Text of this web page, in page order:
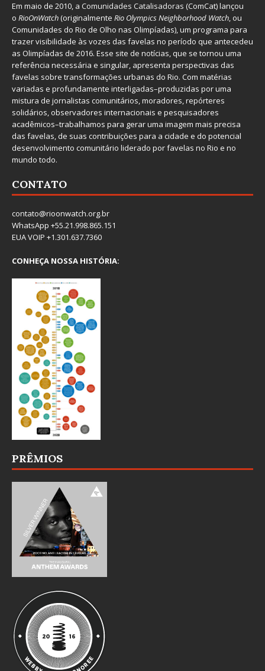
Em maio de 2010, a Comunidades Catalisadoras (ComCat) lançou
o RioOnWatch(originalmente Rio Olympics Neighborhood Watch, ou
Comunidades do Rio de Olho nas Olimpíadas), um programa para
trazer visibilidade às vozes das favelas no período que antecedeu
as Olimpíadas de 2016. Esse site de notícias, que se tornou uma
referência necessária e singular, apresenta perspectivas das
favelas sobre transformações urbanas do Rio. Com matérias
variadas e profundamente interligadas–produzidas por uma
mistura de jornalistas comunitários, moradores, repórteres
solidários, observadores internacionais e pesquisadores
acadêmicos–trabalhamos para gerar uma imagem mais precisa
das favelas, de suas contribuições para a cidade e do potencial
desenvolvimento comunitário liderado por favelas no Rio e no
mundo todo.
CONTATO
contato@rioonwatch.org.br
WhatsApp +55.21.998.865.151
EUA VOIP +1.301.637.7360
CONHEÇA NOSSA HISTÓRIA:
PRÊMIOS